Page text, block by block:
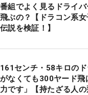
組でよく見るドライ
飛ぶの？【ドラコン系
説を検証！】
センチ・58キロの
なくても300ヤード飛
力です」【持たざる人の